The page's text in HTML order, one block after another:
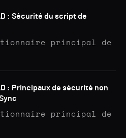
: Sécurité du script de
principal de
: Principaux de sécurité non
principal de